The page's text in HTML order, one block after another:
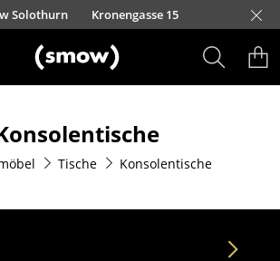
Solothurn Kronengasse 15
Tische Konsolentische